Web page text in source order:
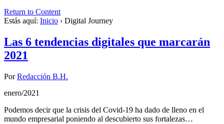
Return to Content
Estás aquí: Inicio › Digital Journey
Las 6 tendencias digitales que marcarán
2021
PorRedacción B.H.
enero/2021
Podemos decir que la crisis del Covid-19 ha dado de lleno en el
mundo empresarial poniendo al descubierto sus fortalezas…